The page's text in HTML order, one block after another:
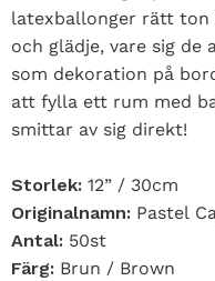
latexballonger rätt ton
och glädje, vare sig de
som dekoration på
att fylla ett rum med
smittar av sig direkt!
Storlek: 12” / 30cm
Originalnamn: Pastel
Antal: 50st
Färg: Brun / Brown